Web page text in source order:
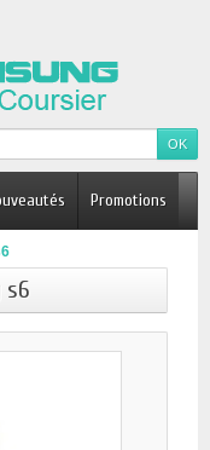
Promotions
s6